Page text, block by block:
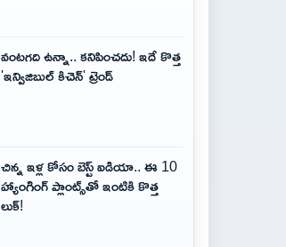
వంటగది ఉన్నా.. కనిపించదు! ఇదే కొత్త
'ఇన్విజిబుల్ కిచెన్' ట్రెండ్
చిన్న ఇళ్ల కోసం బెస్ట్ ఐడియా.. ఈ 10
హ్యాంగింగ్ ప్లాంట్స్‌తో ఇంటికి కొత్త
లుక్!